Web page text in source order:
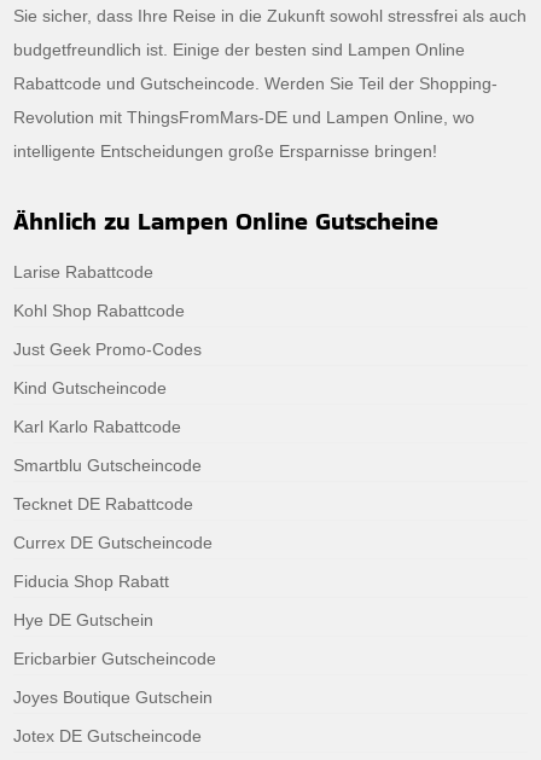
Sie sicher, dass Ihre Reise in die Zukunft sowohl stressfrei als auch
budgetfreundlich ist. Einige der besten sind Lampen Online
Rabattcode und Gutscheincode. Werden Sie Teil der Shopping-
Revolution mit ThingsFromMars-DE und Lampen Online, wo
intelligente Entscheidungen große Ersparnisse bringen!
Ähnlich zu Lampen Online Gutscheine
Larise Rabattcode
Kohl Shop Rabattcode
Just Geek Promo-Codes
Kind Gutscheincode
Karl Karlo Rabattcode
Smartblu Gutscheincode
Tecknet DE Rabattcode
Currex DE Gutscheincode
Fiducia Shop Rabatt
Hye DE Gutschein
Ericbarbier Gutscheincode
Joyes Boutique Gutschein
Jotex DE Gutscheincode